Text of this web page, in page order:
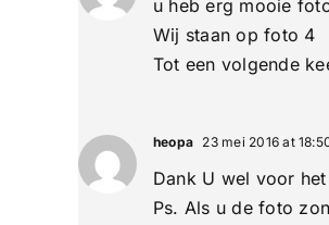
u heb erg mooie
Wij staan op foto 4
Tot een volgende
heopa 23 mei 2016 at
Dank U wel voor
Ps. Als u de foto